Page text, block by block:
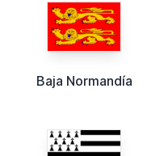
Baja Normandía